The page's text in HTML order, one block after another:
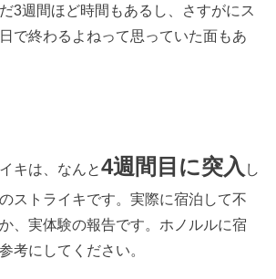
3週間ほど時間もあるし、さすがにス
で終わるよねって思っていた面もあ
キは、なんと4週間目に突入 し
ストライキです。実際に宿泊して不
、実体験の報告です。ホノルルに宿
考にしてください。